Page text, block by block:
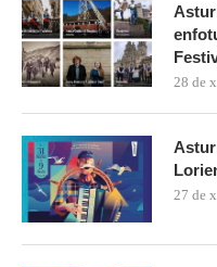
28 de
27 de